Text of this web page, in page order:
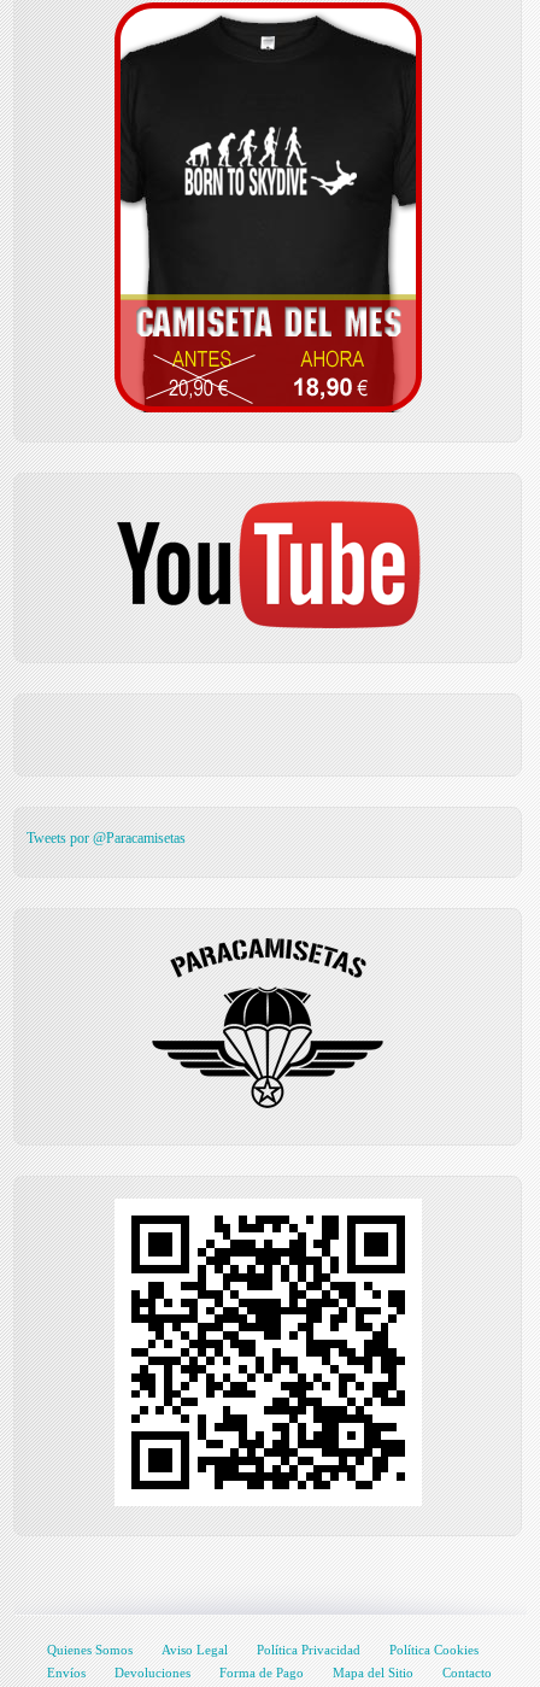
Tweets por @Paracamisetas
Quienes Somos Aviso Legal Política Privacidad
Política Cookies
Envíos
Devoluciones Forma de Pago Mapa del Sitio Contacto